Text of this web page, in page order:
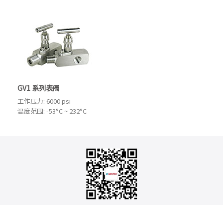
GV1 系列表阀
工作压力: 6000 psi
温度范围: -53°C ~ 232°C